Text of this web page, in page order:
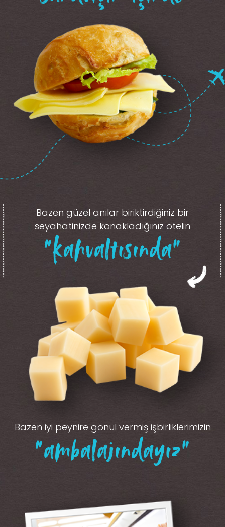
Bazen güzel anılar biriktirdiğiniz bir
seyahatinizde konakladığınız otelin
“kahvaltısında”
Bazen iyi peynire gönül vermiş işbirliklerimizin
“ambalajındayız”